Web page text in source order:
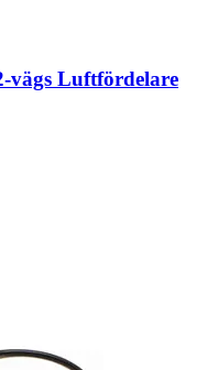
​vägs Luftfördelare